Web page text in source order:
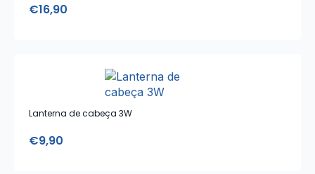
€16,90
Lanterna de cabeça 3W
€9,90